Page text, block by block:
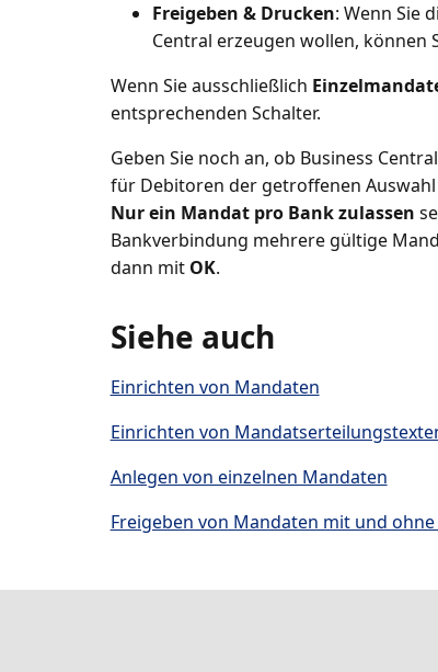
Freigeben & Drucken: Wenn Sie
Central erzeugen wollen, können
Wenn Sie ausschließlich
entsprechenden Schalter.
Geben Sie noch an, ob Business
für Debitoren der getroffenen
Nur ein Mandat pro Bank zulassen
Bankverbindung mehrere gültige
dann mit OK.
Siehe auch
Einrichten von Mandaten
Einrichten von
Anlegen von einzelnen Mandaten
Freigeben von Mandaten mit und